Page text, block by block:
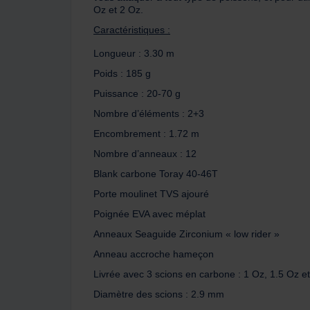
Oz et 2 Oz.
Caractéristiques :
Longueur : 3.30 m
Poids : 185 g
Puissance : 20-70 g
Nombre d’éléments : 2+3
Encombrement : 1.72 m
Nombre d’anneaux : 12
Blank carbone Toray 40-46T
Porte moulinet TVS ajouré
Poignée EVA avec méplat
Anneaux Seaguide Zirconium « low rider »
Anneau accroche hameçon
Livrée avec 3 scions en carbone : 1 Oz, 1.5 Oz
Diamètre des scions : 2.9 mm